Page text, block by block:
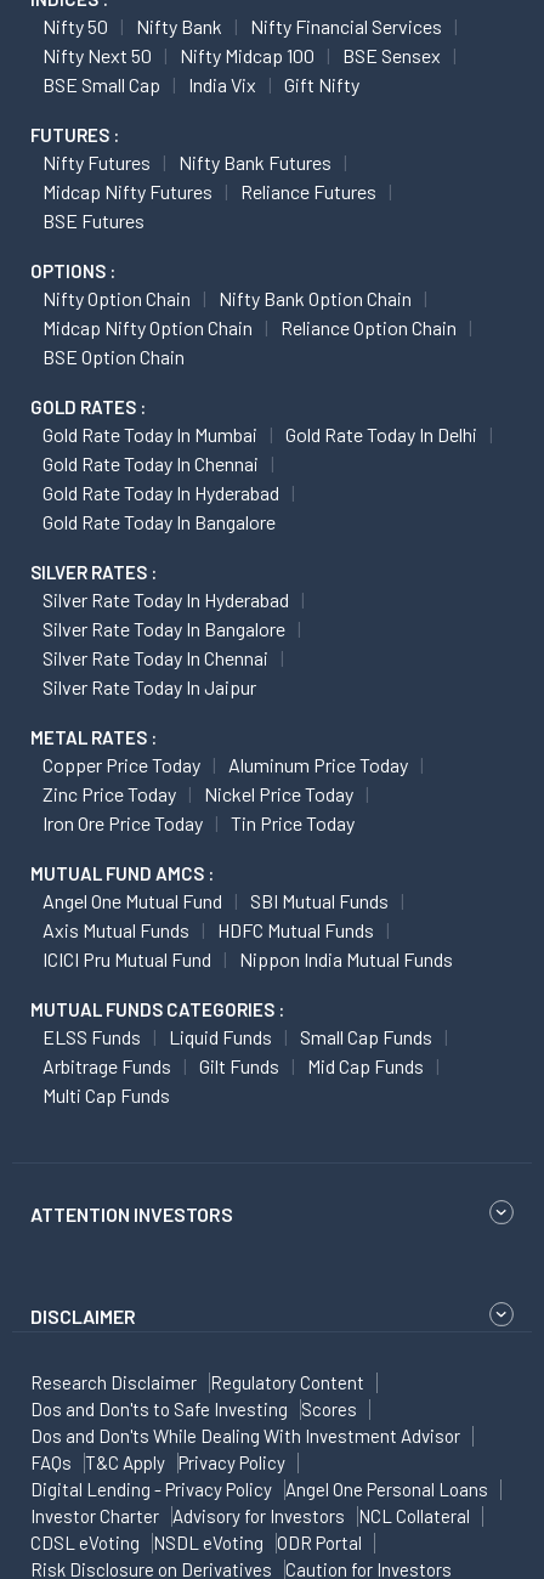
Nifty 50 Nifty Bank
Nifty Financial Services
Nifty Next 50
Nifty Midcap 100
BSE Sensex
BSE Small Cap
India Vix Gift Nifty
FUTURES :
Nifty Futures
Nifty Bank Futures
Midcap Nifty Futures
Reliance Futures
BSE Futures
OPTIONS :
Nifty Option Chain
Nifty Bank Option Chain
Midcap Nifty Option Chain
Reliance Option Chain
BSE Option Chain
GOLD RATES :
Gold Rate Today In Mumbai
Gold Rate Today In Delhi
Gold Rate Today In Chennai
Gold Rate Today In Hyderabad
Gold Rate Today In Bangalore
SILVER RATES :
Silver Rate Today In Hyderabad
Silver Rate Today In Bangalore
Silver Rate Today In Chennai
Silver Rate Today In Jaipur
METAL RATES :
Copper Price Today
Aluminum Price Today
Zinc Price Today
Nickel Price Today
Iron Ore Price Today
Tin Price Today
MUTUAL FUND AMCS :
Angel One Mutual Fund
SBI Mutual Funds
Axis Mutual Funds
HDFC Mutual Funds
ICICI Pru Mutual Fund
Nippon India Mutual Funds
MUTUAL FUNDS CATEGORIES :
ELSS Funds Liquid Funds
Small Cap Funds
Arbitrage Funds
Gilt Funds
Mid Cap Funds
Multi Cap Funds
ATTENTION INVESTORS
DISCLAIMER
Research Disclaimer
Regulatory Content
Dos and Don'ts to Safe Investing
Scores
Dos and Don'ts While Dealing With Investment Advisor
FAQs
T&C Apply
Privacy Policy
Digital Lending - Privacy Policy
Angel One Personal Loans
Investor Charter
Advisory for Investors
NCL Collateral
CDSL eVoting
NSDL eVoting
ODR Portal
Risk Disclosure on Derivatives
Caution for Investors